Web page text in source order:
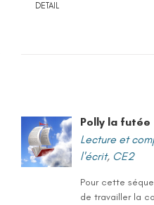
DETAIL
Polly la futée
Lecture et
l'écrit, CE2
Pour cette
de travailler la